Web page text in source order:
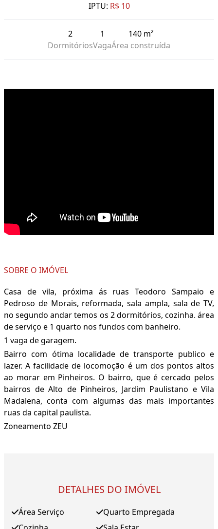
IPTU: R$ 10
2
Dormitórios
1
Vaga
140 m²
Área construída
SOBRE O IMÓVEL
Casa de vila, próxima ás ruas Teodoro Sampaio e
Pedroso de Morais, reformada, sala ampla, sala de TV,
no segundo andar temos os 2 dormitórios, cozinha. área
de serviço e 1 quarto nos fundos com banheiro.
1 vaga de garagem.
Bairro com ótima localidade de transporte publico e
lazer. A facilidade de locomoção é um dos pontos altos
ao morar em Pinheiros. O bairro, que é cercado pelos
bairros de Alto de Pinheiros, Jardim Paulistano e Vila
Madalena, conta com algumas das mais importantes
ruas da capital paulista.
Zoneamento ZEU
DETALHES DO IMÓVEL
Área Serviço
Quarto Empregada